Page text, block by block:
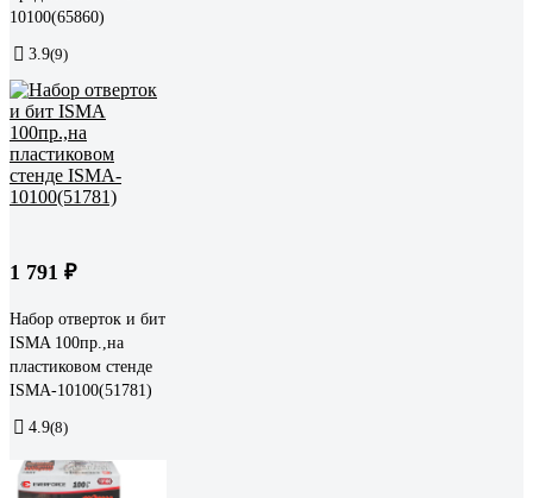
10100(65860)
3.9(9)
1 791 ₽
Набор отверток и бит
ISMA 100пр.,на
пластиковом стенде
ISMA-10100(51781)
4.9(8)